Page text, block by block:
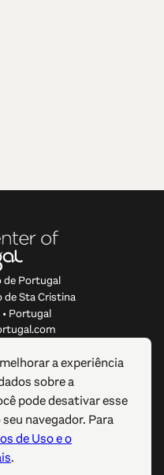
de Portugal
de Sta Cristina
Portugal
a experiência
sobre a
pode desativar esse
navegador. Para
de Uso e o
.